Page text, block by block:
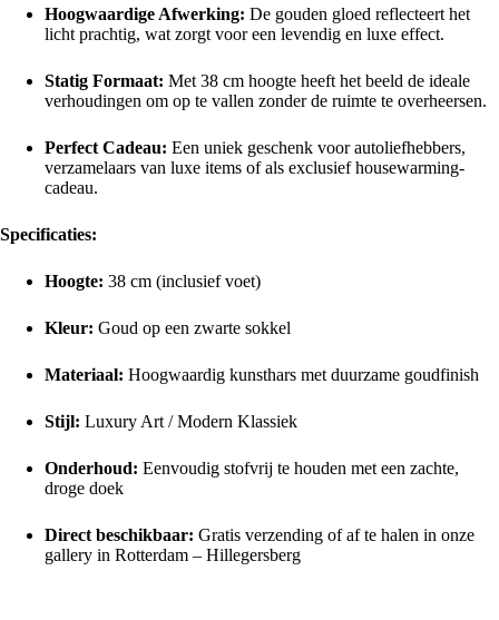
Hoogwaardige Afwerking: De gouden gloed reflecteert het
licht prachtig, wat zorgt voor een levendig en luxe effect.
Statig Formaat: Met 38 cm hoogte heeft het beeld de ideale
verhoudingen om op te vallen zonder de ruimte te overheersen.
Perfect Cadeau: Een uniek geschenk voor autoliefhebbers,
verzamelaars van luxe items of als exclusief housewarming-
cadeau.
Specificaties:
Hoogte: 38 cm (inclusief voet)
Kleur: Goud op een zwarte sokkel
Materiaal: Hoogwaardig kunsthars met duurzame goudfinish
Stijl: Luxury Art / Modern Klassiek
Onderhoud: Eenvoudig stofvrij te houden met een zachte,
droge doek
Direct beschikbaar: Gratis verzending of af te halen in onze
gallery in Rotterdam – Hillegersberg